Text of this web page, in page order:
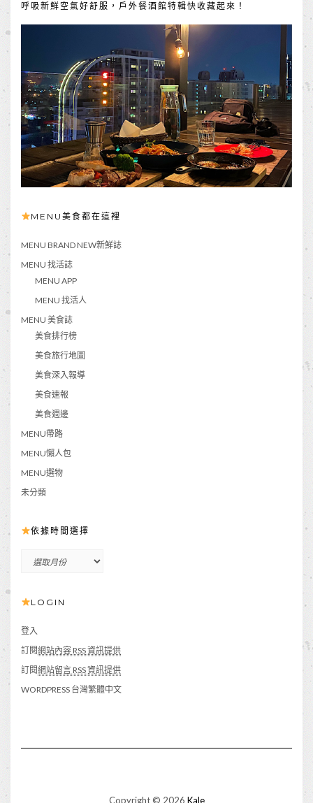
呼吸新鮮空氣好舒服，戶外餐酒館特輯快收藏起來！
MENU美食都在這裡
MENU BRAND NEW新鮮誌
MENU 找活誌
MENU APP
MENU 找活人
MENU 美食誌
美食排行榜
美食旅行地圖
美食深入報導
美食速報
美食週邊
MENU帶路
MENU懶人包
MENU選物
未分類
依據時間選擇
間
擇
LOGIN
登入
訂閱網站內容 RSS 資訊提供
訂閱網站留言 RSS 資訊提供
WORDPRESS 台灣繁體中文
Copyright © 2026 Kale